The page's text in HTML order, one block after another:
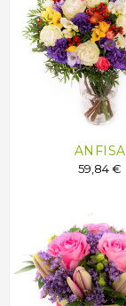
ANFISA
59,84 €